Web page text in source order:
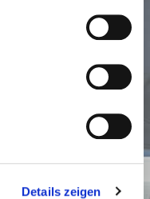
Details zeigen